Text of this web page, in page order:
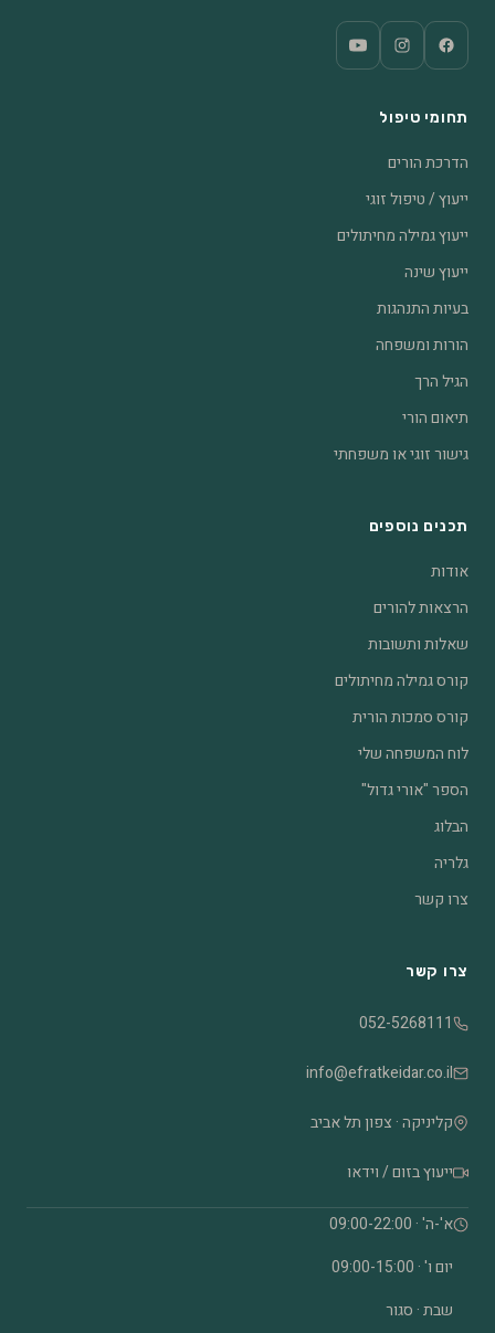
תחומי טיפול
הדרכת הורים
ייעוץ / טיפול זוגי
ייעוץ גמילה מחיתולים
ייעוץ שינה
בעיות התנהגות
הורות ומשפחה
הגיל הרך
תיאום הורי
גישור זוגי או משפחתי
תכנים נוספים
אודות
הרצאות להורים
שאלות ותשובות
קורס גמילה מחיתולים
קורס סמכות הורית
לוח המשפחה שלי
הספר "אורי גדול"
הבלוג
גלריה
צרו קשר
צרו קשר
052-5268111
info@efratkeidar.co.il
קליניקה · צפון תל אביב
ייעוץ בזום / וידאו
א'-ה' · 09:00-22:00
יום ו' · 09:00-15:00
שבת · סגור